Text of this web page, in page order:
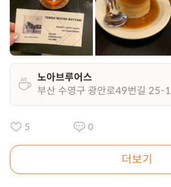
노아브루어스
부산 수영구 광안로49번길 25-1
5 0
더보기